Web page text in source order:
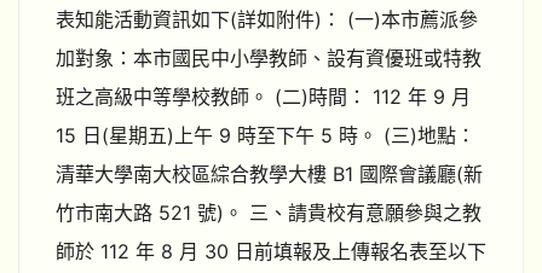
表知能活動資訊如下(詳如附件)： (一)本市薦派參
加對象：本市國民中小學教師、設有資優班或特教
班之高級中等學校教師。 (二)時間： 112 年 9 月
15 日(星期五)上午 9 時至下午 5 時。 (三)地點：
清華大學南大校區綜合教學大樓 B1 國際會議廳(新
竹市南大路 521 號)。 三、請貴校有意願參與之教
師於 112 年 8 月 30 日前填報及上傳報名表至以下